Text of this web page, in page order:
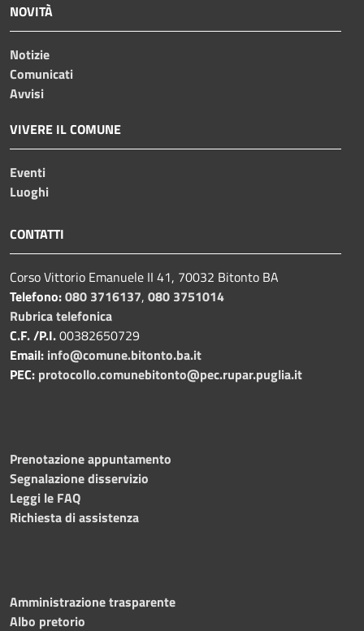
NOVITÀ
Notizie
Comunicati
Avvisi
VIVERE IL COMUNE
Eventi
Luoghi
CONTATTI
Corso Vittorio Emanuele II 41, 70032 Bitonto BA
Telefono:080 3716137, 080 3751014
Rubrica telefonica
C.F. /P.I.00382650729
Email: info@comune.bitonto.ba.it
PEC: protocollo.comunebitonto@pec.rupar.puglia.it
Prenotazione appuntamento
Segnalazione disservizio
Leggi le FAQ
Richiesta di assistenza
Amministrazione trasparente
Albo pretorio